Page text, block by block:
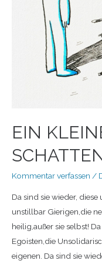
EIN
Kommentar verfassen /
Da sind sie wieder,
unstillbar Gierigen,die
heilig,außer sie selbst!
Egoisten,die
eigenen. Da sind sie